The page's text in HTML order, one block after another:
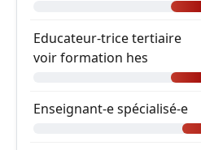
Educateur-trice tertiaire
voir formation hes
Enseignant-e spécialisé-e